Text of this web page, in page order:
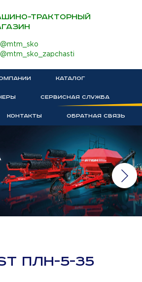
ТРАКТОРНЫЙ
@mtm_sko
@mtm_sko_zapchasti
КАТАЛОГ
СЕРВИСНАЯ СЛУЖБА
КОНТАКТЫ ОБРАТНАЯ СВЯЗЬ
ПЛН-5-35